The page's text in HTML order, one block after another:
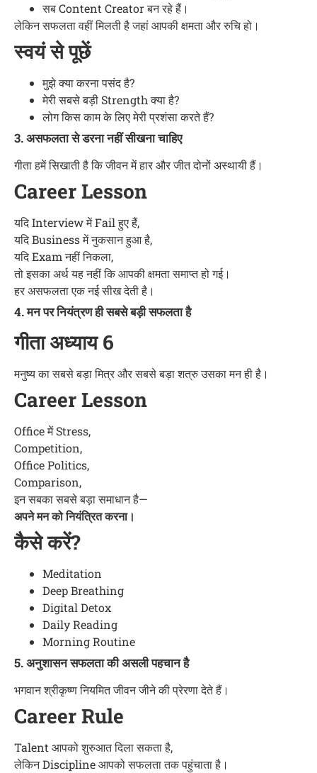
सब Content Creator बन रहे हैं।
लेकिन सफलता वहीं मिलती है जहां आपकी क्षमता और रुचि हो।
स्वयं से पूछें
मुझे क्या करना पसंद है?
मेरी सबसे बड़ी Strength क्या है?
लोग किस काम के लिए मेरी प्रशंसा करते हैं?
3. असफलता से डरना नहीं सीखना चाहिए
गीता हमें सिखाती है कि जीवन में हार और जीत दोनों अस्थायी हैं।
Career Lesson
यदि Interview में Fail हुए हैं,
यदि Business में नुकसान हुआ है,
यदि Exam नहीं निकला,
तो इसका अर्थ यह नहीं कि आपकी क्षमता समाप्त हो गई।
हर असफलता एक नई सीख देती है।
4. मन पर नियंत्रण ही सबसे बड़ी सफलता है
गीता अध्याय 6
मनुष्य का सबसे बड़ा मित्र और सबसे बड़ा शत्रु उसका मन ही है।
Career Lesson
Office में Stress,
Competition,
Office Politics,
Comparison,
इन सबका सबसे बड़ा समाधान है—
अपने मन को नियंत्रित करना।
कैसे करें?
Meditation
Deep Breathing
Digital Detox
Daily Reading
Morning Routine
5. अनुशासन सफलता की असली पहचान है
भगवान श्रीकृष्ण नियमित जीवन जीने की प्रेरणा देते हैं।
Career Rule
Talent आपको शुरुआत दिला सकता है,
लेकिन Discipline आपको सफलता तक पहुंचाता है।